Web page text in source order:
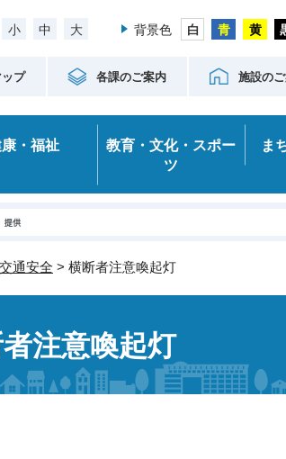
小 中 大 背景色
プ 各課のご案内 施設の
・福祉
教育・文化・スポー
ツ
ま
交通安全 > 横断者注意喚起灯
注意喚起灯